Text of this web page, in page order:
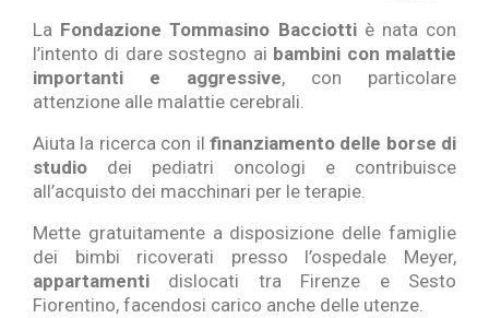
La Fondazione Tommasino Bacciottiè nata con
l’intento di dare sostegno ai bambini con malattie
importanti e aggressive, con particolare
attenzione alle malattie cerebrali.
Aiuta la ricerca con il finanziamento delle borse di
studio dei pediatri oncologi e contribuisce
all’acquisto dei macchinari per le terapie.
Mette gratuitamente a disposizione delle famiglie
dei bimbi ricoverati presso l’ospedale Meyer,
appartamenti dislocati tra Firenze e Sesto
Fiorentino, facendosi carico anche delle utenze.